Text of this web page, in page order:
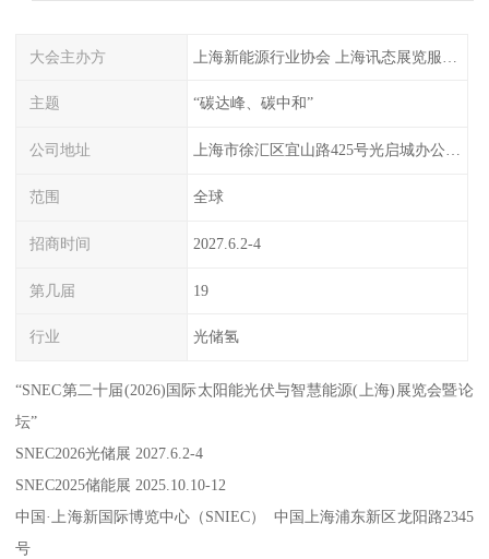
大会主办方
主题 “碳达峰、碳中和”
公司地址 上海市徐汇区宜山路425号光启城办公楼905-907室
范围 全球
招商时间 2027.6.2-4
第几届 19
行业 光储氢
“SNEC第二十届(2026)国际太阳能光伏与智慧能源(上海)展览会暨论
坛”
SNEC2026光储展 2027.6.2-4
SNEC2025储能展 2025.10.10-12
中国·上海新国际博览中心（SNIEC） 中国上海浦东新区龙阳路2345
号